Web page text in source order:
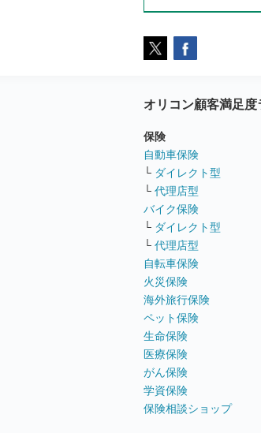
オリコン顧客満足度
保険
自動車保険
└ ダイレクト型
└ 代理店型
バイク保険
└ ダイレクト型
└ 代理店型
自転車保険
火災保険
海外旅行保険
ペット保険
生命保険
医療保険
がん保険
学資保険
保険相談ショップ